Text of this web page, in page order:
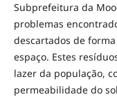
Subprefeitura da
problemas
descartados de
espaço. Estes
lazer da população,
permeabilidade do